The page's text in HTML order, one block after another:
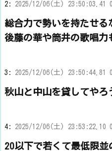
2: 2025/12/06(土) 23:50:03.41 0
総合力で勢いを持たせる
後藤の華や筒井の歌唱力
3: 2025/12/06(土) 23:50:44.81 0
秋山と中山を貸してやろ
4: 2025/12/06(土) 23:53:22.10 0
20以下で若くて最低限